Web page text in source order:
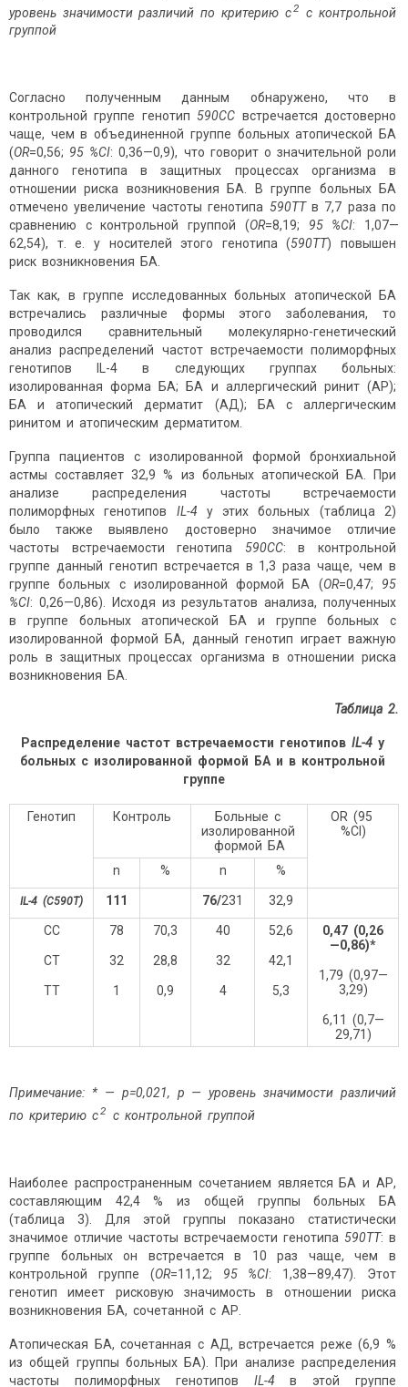
уровень значимости различий по критерию c 2
с контрольной
группой
Согласно полученным данным обнаружено, что в
контрольной группе генотип 590СС встречается достоверно
чаще, чем в объединенной группе больных атопической БА
(ОR=0,56; 95 %CI: 0,36—0,9), что говорит о значительной роли
данного генотипа в защитных процессах организма в
отношении риска возникновения БА. В группе больных БА
отмечено увеличение частоты генотипа 590ТТв 7,7 раза по
сравнению с контрольной группой (ОR=8,19; 95 %CI: 1,07—
62,54), т. е. у носителей этого генотипа (590ТТ) повышен
риск возникновения БА.
Так как, в группе исследованных больных атопической БА
встречались различные формы этого заболевания, то
проводился сравнительный молекулярно-генетический
анализ распределений частот встречаемости полиморфных
генотипов IL-4 в следующих группах больных:
изолированная форма БА; БА и аллергический ринит (АР);
БА и атопический дерматит (АД); БА с аллергическим
ринитом и атопическим дерматитом.
Группа пациентов с изолированной формой бронхиальной
астмы составляет 32,9 % из больных атопической БА. При
анализе распределения частоты встречаемости
полиморфных генотипов IL-4 у этих больных (таблица 2)
было также выявлено достоверно значимое отличие
частоты встречаемости генотипа 590СС: в контрольной
группе данный генотип встречается в 1,3 раза чаще, чем в
группе больных с изолированной формой БА (ОR=0,47; 95
%CI: 0,26—0,86). Исходя из результатов анализа, полученных
в группе больных атопической БА и группе больных с
изолированной формой БА, данный генотип играет важную
роль в защитных процессах организма в отношении риска
возникновения БА.
Таблица 2.
Распределение частот встречаемости генотипов IL-4 у
больных с изолированной формой БА и в контрольной
группе
Генотип Контроль
Больные с
изолированной
формой БА
OR (95
%CI)
n % n %
IL-4 (C590T) 111 76/231 32,9
CC
CT
TT
78
32
1
70,3
28,8
0,9
40
32
4
52,6
42,1
5,3
0,47 (0,26
—0,86)*
1,79 (0,97—
3,29)
6,11 (0,7—
29,71)
Примечание: * — p=0,021, р — уровень значимости различий
по критерию c2 с контрольной группой
Наиболее распространенным сочетанием является БА и АР,
составляющим 42,4 % из общей группы больных БА
(таблица 3). Для этой группы показано статистически
значимое отличие частоты встречаемости генотипа 590TT: в
группе больных он встречается в 10 раз чаще, чем в
контрольной группе (ОR=11,12; 95 %CI: 1,38—89,47). Этот
генотип имеет рисковую значимость в отношении риска
возникновения БА, сочетанной с АР.
Атопическая БА, сочетанная с АД, встречается реже (6,9 %
из общей группы больных БА). При анализе распределения
частоты полиморфных генотипов IL-4 в этой группе